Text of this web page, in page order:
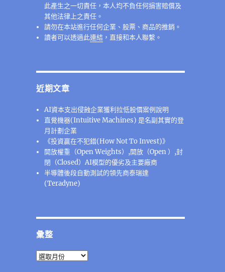
此產生之一切責任，本人均不負任何損害賠償及
其他法律上之責任。
請勿在本站進行任何企業、股票、商品的推銷。
讀者可以透過此連結 ，直接和本人聯繫。
近期文章
AI資本支出侵蝕企業獲利拉低股價案例說明
直覺機器(Intuitive Machines) 是名副其實的登
月計劃企業
《投資贏在不犯錯(How Not To Invest)》
開放權重（Open Weights）,開放（Open ）,封
閉（Closed）AI模型的優劣及主要廠商
半導體後段⾃動測試的領先商泰瑞達
(Teradyne)
彙整
彙